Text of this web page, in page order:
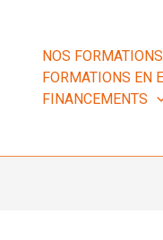
NOS FORMATIONS
FORMATIONS EN
FINANCEMENTS